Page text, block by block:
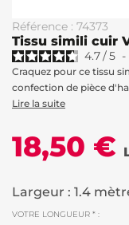
Référence : 74373
Tissu simili cuir
4.7/5 -
Craquez pour ce tissu
confection de pièce
Lire la suite
18,50 €
Largeur : 1.4
VOTRE LONGUEUR * :